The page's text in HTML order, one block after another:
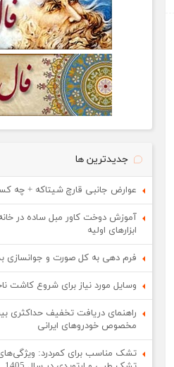
جدیدترین ها
عوارض جانبی قارچ شیتاکه + چه
آموزش دوخت کاور مبل ساده در
ابزارهای اولیه
فرم دهی به کل صورت و جوانسازی
وسایل مورد نیاز برای شروع کاشت
راهنمای دریافت تخفیف حداکثری
مخصوص خودروهای ایرانی
تشک مناسب برای کمردرد: